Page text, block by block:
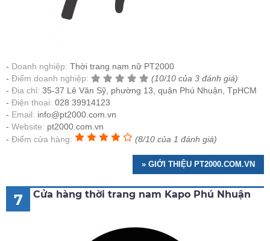
Doanh nghiệp: Thời trang nam nữ PT2000
Điểm doanh nghiệp:
(10/10 của 3 đánh giá)
Địa chỉ: 35-37 Lê Văn Sỹ, phường 13, quận Phú Nhuận, TpHCM
Điện thoại: 028 39914123
Email: info@pt2000.com.vn
Website: pt2000.com.vn
Điểm cửa hàng:
(8/10 của 1 đánh giá)
» GIỚI THIỆU PT2000.COM.VN
7 Cửa hàng thời trang nam Kapo Phú Nhuận